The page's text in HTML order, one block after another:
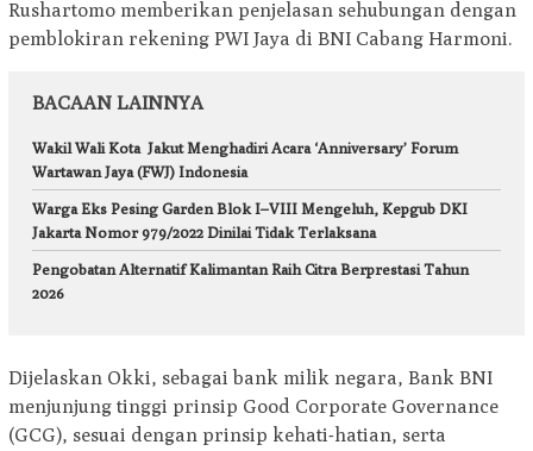
Rushartomo memberikan penjelasan sehubungan dengan
pemblokiran rekening PWI Jaya di BNI Cabang Harmoni.
BACAAN LAINNYA
Wakil Wali Kota Jakut Menghadiri Acara ‘Anniversary’ Forum
Wartawan Jaya (FWJ) Indonesia
Warga Eks Pesing Garden Blok I–VIII Mengeluh, Kepgub DKI
Jakarta Nomor 979/2022 Dinilai Tidak Terlaksana
Pengobatan Alternatif Kalimantan Raih Citra Berprestasi Tahun
2026
Dijelaskan Okki, sebagai bank milik negara, Bank BNI
menjunjung tinggi prinsip Good Corporate Governance
(GCG), sesuai dengan prinsip kehati-hatian, serta